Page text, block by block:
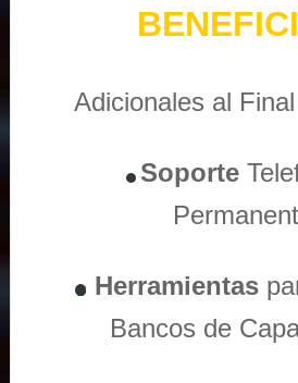
Adicionales al
Soporte
Herramientas
Bancos de